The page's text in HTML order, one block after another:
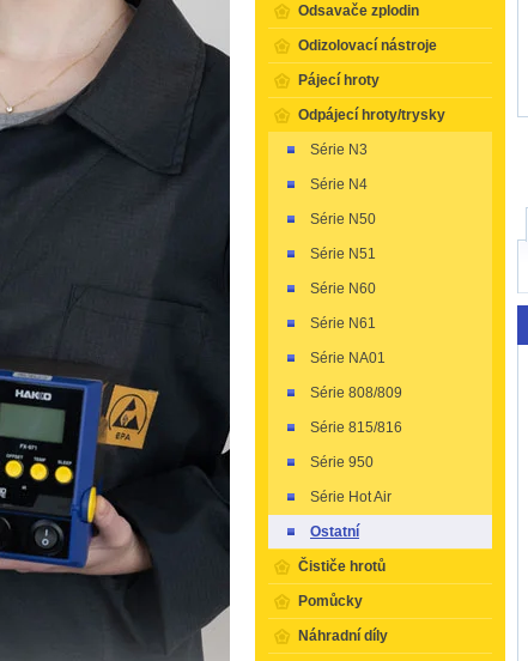
Odsavače zplodin
Odizolovací nástroje
Pájecí hroty
Odpájecí hroty/trysky
Série N3
Série N4
Série N50
Série N51
Série N60
Série N61
Série NA01
Série 808/809
Série 815/816
Série 950
Série Hot Air
Ostatní
Čističe hrotů
Pomůcky
Náhradní díly